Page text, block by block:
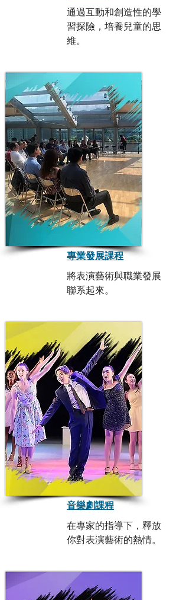
通過互動和創造性的學
習探險，培養兒童的思
維。
專業發展課程
將表演藝術與職業發展
聯系起來。
音樂劇課程
在專家的指導下，釋放
你對表演藝術的熱情。